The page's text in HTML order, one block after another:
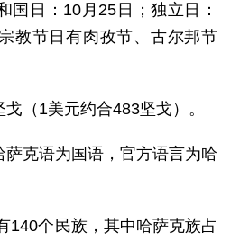
国日：10月25日；独立日：
教节日有肉孜节、古尔邦节
（1美元约合483坚戈）。
萨克语为国语，官方语言为哈
140个民族，其中哈萨克族占